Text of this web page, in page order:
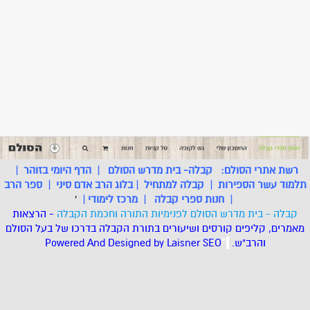
רשת אתרי הסולם: קבלה- בית מדרש הסולם |הדף היומי בזוהר |
תלמוד עשר הספירות | קבלה למתחיל |בלוג הרב אדם סיני |ספר הרב
| חנות ספרי קבלה | מרכז לימודי |
'
קבלה - בית מדרש הסולם לפנימיות התורה וחכמת הקבלה - הרצאות
מאמרים, קליפים קורסים ושיעורים בתורת הקבלה בדרכו של בעל הסולם
והרב"ש. *
Powered And Designed by LaisnerSEO